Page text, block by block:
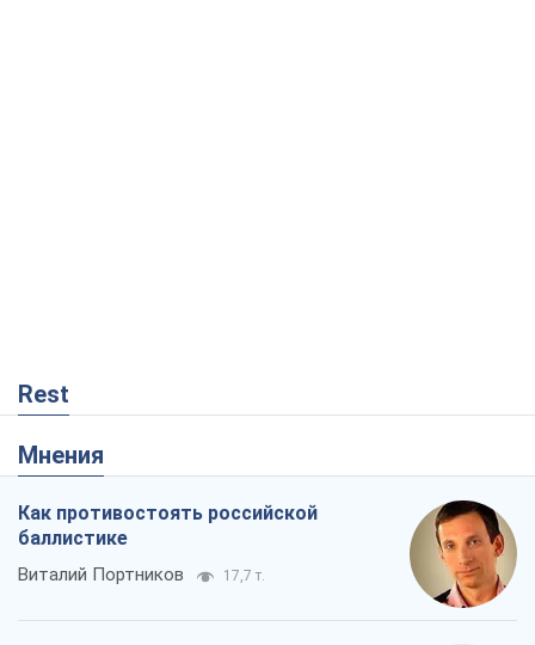
Rest
Мнения
Как противостоять российской
баллистике
Виталий Портников 17,7 т.